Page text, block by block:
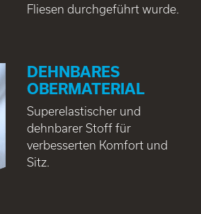
Fliesen durchgeführt wurde.
DEHNBARES
OBERMATERIAL
Superelastischer und
dehnbarer Stoff für
verbesserten Komfort und
Sitz.